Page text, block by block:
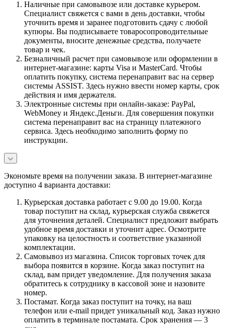
Наличные при самовывозе или доставке курьером.
Специалист свяжется с вами в день доставки, чтобы
уточнить время и заранее подготовить сдачу с любой
купюры. Вы подписываете товаросопроводительные
документы, вносите денежные средства, получаете
товар и чек.
Безналичный расчет при самовывозе или оформлении в
интернет-магазине: карты Visa и MasterCard. Чтобы
оплатить покупку, система перенаправит вас на сервер
системы ASSIST. Здесь нужно ввести номер карты, срок
действия и имя держателя.
Электронные системы при онлайн-заказе: PayPal,
WebMoney и Яндекс.Деньги. Для совершения покупки
система перенаправит вас на страницу платежного
сервиса. Здесь необходимо заполнить форму по
инструкции.
Экономьте время на получении заказа. В интернет-магазине
доступно 4 варианта доставки:
Курьерская доставка работает с 9.00 до 19.00. Когда
товар поступит на склад, курьерская служба свяжется
для уточнения деталей. Специалист предложит выбрать
удобное время доставки и уточнит адрес. Осмотрите
упаковку на целостность и соответствие указанной
комплектации.
Самовывоз из магазина. Список торговых точек для
выбора появится в корзине. Когда заказ поступит на
склад, вам придет уведомление. Для получения заказа
обратитесь к сотруднику в кассовой зоне и назовите
номер.
Постамат. Когда заказ поступит на точку, на ваш
телефон или e-mail придет уникальный код. Заказ нужно
оплатить в терминале постамата. Срок хранения — 3